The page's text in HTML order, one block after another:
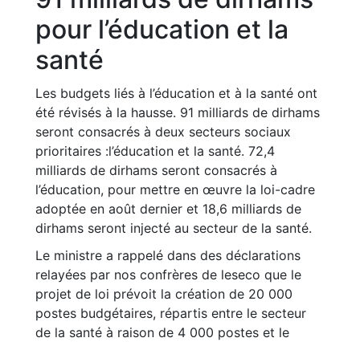
pour l’éducation et la
santé
Les budgets liés à l’éducation et à la santé ont
été révisés à la hausse. 91 milliards de dirhams
seront consacrés à deux secteurs sociaux
prioritaires :l’éducation et la santé. 72,4
milliards de dirhams seront consacrés à
l’éducation, pour mettre en œuvre la loi-cadre
adoptée en août dernier et 18,6 milliards de
dirhams seront injecté au secteur de la santé.
Le ministre a rappelé dans des déclarations
relayées par nos confrères de leseco que le
projet de loi prévoit la création de 20 000
postes budgétaires, répartis entre le secteur
de la santé à raison de 4 000 postes et le